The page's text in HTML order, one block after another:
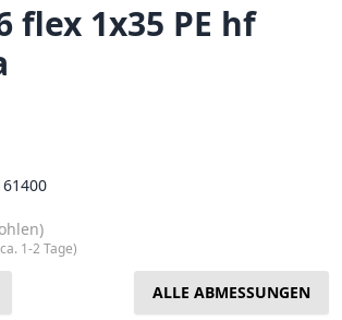
flex 1x35 PE hf
1-2 Tage)
ALLE ABMESSUNGEN